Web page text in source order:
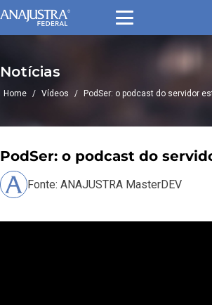
Notícias
Home / Vídeos / PodSer: o podcast do servidor
PodSer: o podcast do
Fonte: ANAJUSTRA MasterDEV